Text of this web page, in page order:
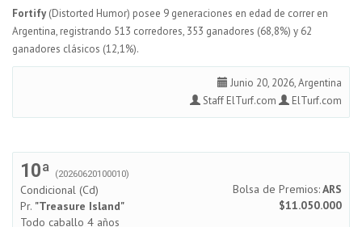
Fortify(Distorted Humor) posee 9 generaciones en edad de correr en
Argentina, registrando 513 corredores, 353 ganadores (68,8%) y 62
ganadores clásicos (12,1%).
Junio 20, 2026, Argentina
Staff ElTurf.com
ElTurf.com
10ª (20260620100010)
Condicional (Cd)
Pr. "Treasure Island"
Todo caballo 4 años
Bolsa de Premios:ARS
$11.050.000